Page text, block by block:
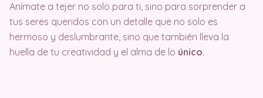
Anímate a tejer no solo para ti, sino para sorprender a
tus seres queridos con un detalle que no solo es
hermoso y deslumbrante, sino que también lleva la
huella de tu creatividad y el alma de lo único.